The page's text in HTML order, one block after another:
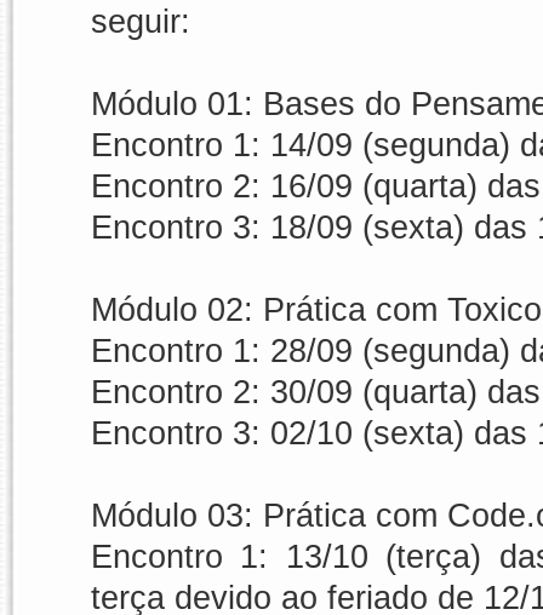
seguir:
Módulo 01: Bases do
Encontro 1: 14/09 (segunda)
Encontro 2: 16/09 (quarta)
Encontro 3: 18/09 (sexta) das
Módulo 02: Prática com
Encontro 1: 28/09 (segunda)
Encontro 2: 30/09 (quarta)
Encontro 3: 02/10 (sexta) das
Módulo 03: Prática com
Encontro 1: 13/10 (terça)
terça devido ao feriado de 12/